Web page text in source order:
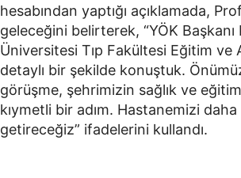
hesabından yaptığı açıklamada,
geleceğini belirterek, “YÖK
Üniversitesi Tıp Fakültesi Eğitim ve
detaylı bir şekilde konuştuk.
görüşme, şehrimizin sağlık ve
kıymetli bir adım. Hastanemizi
getireceğiz” ifadelerini kullandı.